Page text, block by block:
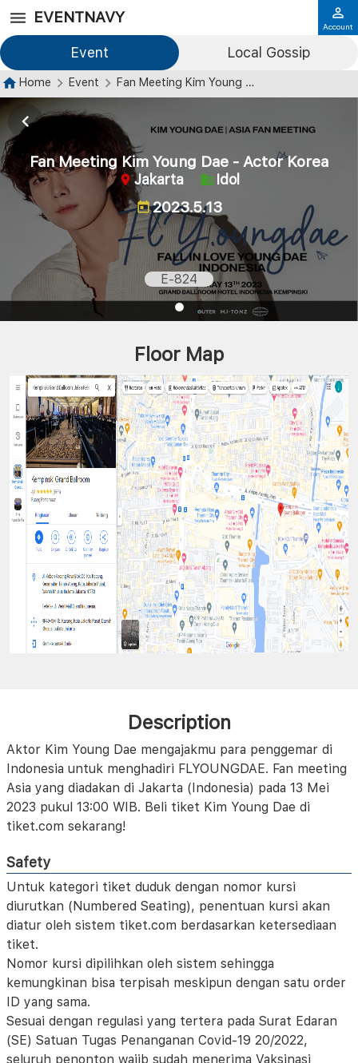
EVENTNAVY
Event Local Gossip
Account
Home Event Fan Meeting Kim Young Dae - Actor Korea
Fan Meeting Kim Young Dae - Actor Korea
Jakarta Idol
2023.5.13
E-824
Floor Map
Description
Aktor Kim Young Dae mengajakmu para penggemar di
Indonesia untuk menghadiri FLYOUNGDAE. Fan meeting
Asia yang diadakan di Jakarta (Indonesia) pada 13 Mei
2023 pukul 13:00 WIB. Beli tiket Kim Young Dae di
tiket.com sekarang!
Safety
Untuk kategori tiket duduk dengan nomor kursi
diurutkan (Numbered Seating), penentuan kursi akan
diatur oleh sistem tiket.com berdasarkan ketersediaan
tiket.
Nomor kursi dipilihkan oleh sistem sehingga
kemungkinan bisa terpisah meskipun dengan satu order
ID yang sama.
Sesuai dengan regulasi yang tertera pada Surat Edaran
(SE) Satuan Tugas Penanganan Covid-19 20/2022,
seluruh penonton wajib sudah menerima Vaksinasi